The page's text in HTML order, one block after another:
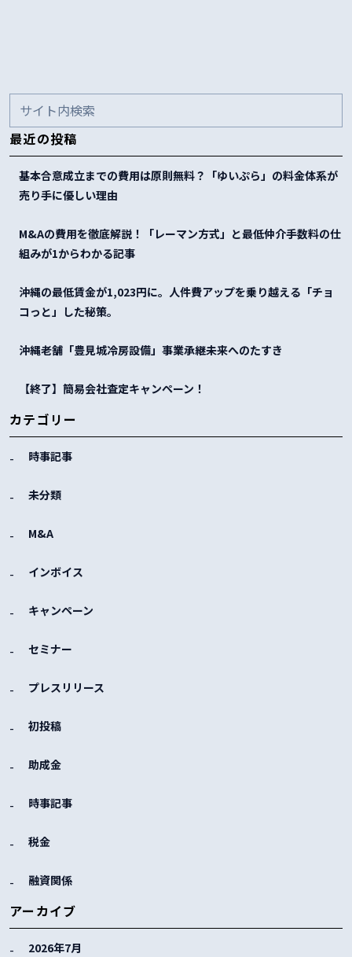
最近の投稿
基本合意成立までの費用は原則無料？「ゆいぷら」の料金体系が
売り手に優しい理由
M&Aの費用を徹底解説！「レーマン方式」と最低仲介手数料の仕
組みが1からわかる記事
沖縄の最低賃金が1,023円に。人件費アップを乗り越える「チョ
コっと」した秘策。
沖縄老舗「豊見城冷房設備」事業承継未来へのたすき
【終了】簡易会社査定キャンペーン！
カテゴリー
時事記事
未分類
M&A
インボイス
キャンペーン
セミナー
プレスリリース
初投稿
助成金
時事記事
税金
融資関係
アーカイブ
2026年7月